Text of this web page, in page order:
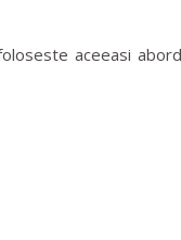
aceeasi